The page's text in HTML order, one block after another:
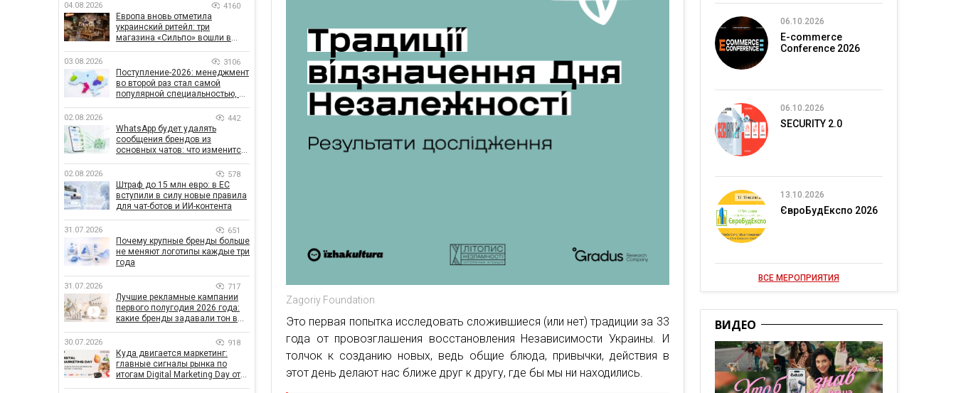
Zagoriy Foundation
Это первая попытка исследовать сложившиеся (или нет) традиции за 33
года от провозглашения восстановления Независимости Украины. И
толчок к созданию новых, ведь общие блюда, привычки, действия в
этот день делают нас ближе друг к другу, где бы мы ни находились.
04.08.2026 4160
Европа вновь отметила
украинский ритейл: три
магазина «Сильпо» вошли в
03.08.2026 3106
Поступление-2026: менеджмент
во второй раз стал самой
популярной специальностью, а
рекордным за последние 5 лет
02.08.2026 442
WhatsApp будет удалять
сообщения брендов из
основных чатов: что изменится
02.08.2026 578
Штраф до 15 млн евро: в ЕС
вступили в силу новые правила
для чат-ботов и ИИ-контента
31.07.2026 651
Почему крупные бренды больше
не меняют логотипы каждые три
года
31.07.2026 717
Лучшие рекламные кампании
первого полугодия 2026 года:
какие бренды задавали тон в
30.07.2026 918
Куда двигается маркетинг:
главные сигналы рынка по
итогам Digital Marketing Day от
06.10.2026
E-commerce
Conference 2026
06.10.2026
SECURITY 2.0
13.10.2026
ЄвроБудЕкспо 2026
ВСЕ МЕРОПРИЯТИЯ
ВИДЕО